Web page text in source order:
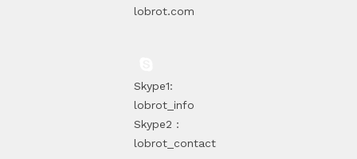
lobrot.com
Skype1:
lobrot_info
Skype2 :
lobrot_contact